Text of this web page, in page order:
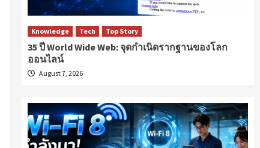
Knowledge Tech Top Story
35 ปี World Wide Web: จุดกำเนิดรากฐานของโลก
ออนไลน์
August 7, 2026